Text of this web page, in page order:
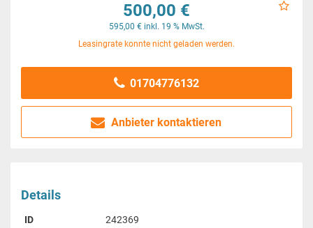
500,00 €
595,00 € inkl. 19 % MwSt.
Leasingrate konnte nicht geladen werden.
01704776132
Anbieter kontaktieren
Details
ID
242369